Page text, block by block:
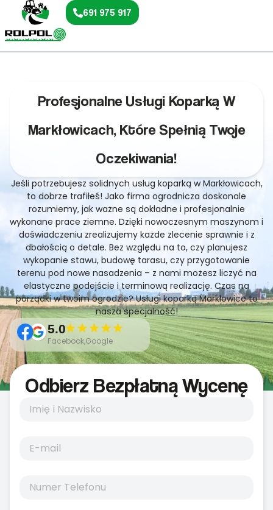
691 975 917
Profesjonalne Usługi Koparką W
Markłowicach, Które Spełnią Twoje
Oczekiwania!
Jeśli potrzebujesz solidnych usług koparką w Markłowicach,
to dobrze trafiłeś! Jako firma ogrodnicza doskonale
rozumiemy, jak ważne są dokładne i profesjonalnie
wykonane prace ziemne. Dzięki nowoczesnym maszynom i
doświadczeniu zrealizujemy każde zlecenie sprawnie i z
dbałością o detale. Bez względu na to, czy planujesz
wykopanie stawu, budowę tarasu, czy przygotowanie
terenu pod nowe nasadzenia – z nami możesz liczyć na
elastyczne podejście i terminową realizację. Czas na
porządki w twoim ogrodzie? Usługi koparką Markłowice to
nasza specjalność!
5.0
Facebook,Google
Odbierz Bezpłatną Wycenę